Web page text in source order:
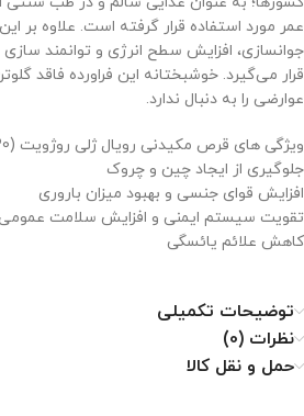
عمر مورد استفاده قرار گرفته است. علاوه بر
جوانسازی، افزایش سطح انرژی و توانمند
قرار می‌گیرد. خوشبختانه این فراورده فاقد
عوارضی را به دنبال ندارد.
ویژگی های قرص مکیدنی رویال ژلی روژویت (30 عددی):
جلوگیری از ایجاد چین و چروک
افزایش قوای جنسی و بهبود میزان باروری
تقویت سیستم ایمنی و افزایش سلامت
کاهش علائم یائسگی
توضیحات تکمیلی
نظرات (0)
حمل و نقل کالا